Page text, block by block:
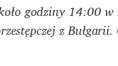
godziny 14:00 w
z